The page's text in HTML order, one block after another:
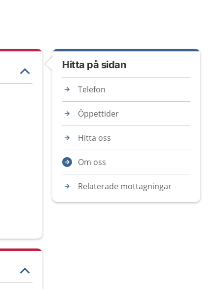
Hitta på sidan
Telefon
Öppettider
Hitta oss
Om oss
Relaterade mottagningar